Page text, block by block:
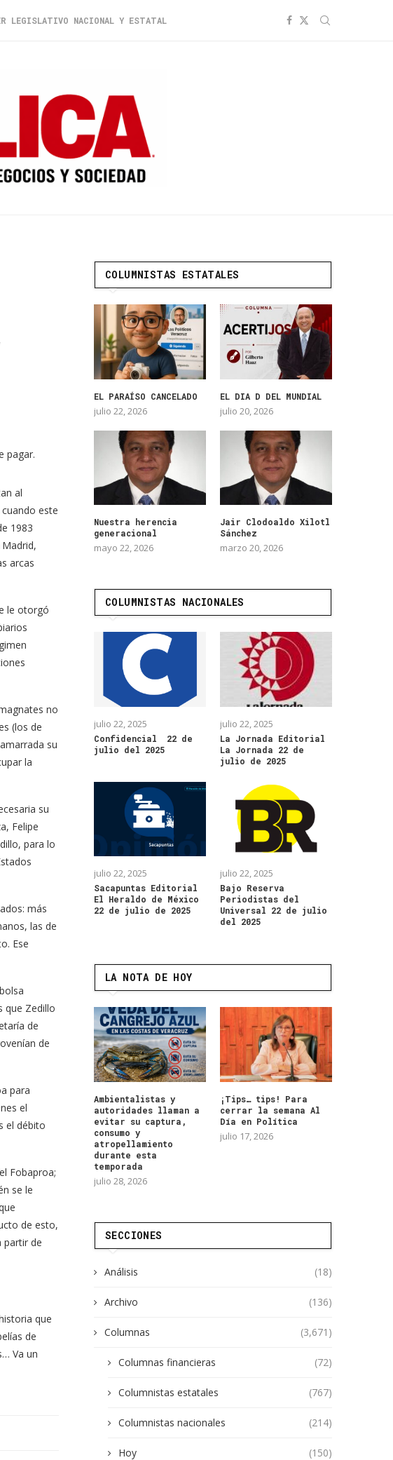
LEGISLATIVO NACIONAL Y ESTATAL
pagar.
al
este
1983
arcas
le otorgó
no
(los de
su
la
su
Felipe
para lo
más
las de
Ese
que Zedillo
de
de
para
el
el débito
Fobaproa;
se le
de esto,
partir de
que
de
Va un
COLUMNISTAS ESTATALES
EL PARAÍSO CANCELADO
julio 22, 2026
EL DIA D DEL MUNDIAL
julio 20, 2026
Nuestra herencia
generacional
mayo 22, 2026
Jair Clodoaldo Xilotl
Sánchez
marzo 20, 2026
COLUMNISTAS NACIONALES
julio 22, 2025
Confidencial 22 de
julio del 2025
julio 22, 2025
La Jornada Editorial
La Jornada 22 de
julio de 2025
julio 22, 2025
Sacapuntas Editorial
El Heraldo de México
22 de julio de 2025
julio 22, 2025
Bajo Reserva
Periodistas del
Universal 22 de julio
del 2025
LA NOTA DE HOY
Ambientalistas y
autoridades llaman a
evitar su captura,
consumo y
atropellamiento
durante esta
temporada
julio 28, 2026
¡Tips… tips! Para
cerrar la semana Al
Día en Política
julio 17, 2026
SECCIONES
Análisis (18)
Archivo (136)
Columnas (3,671)
Columnas financieras (72)
Columnistas estatales (767)
Columnistas nacionales (214)
Hoy (150)